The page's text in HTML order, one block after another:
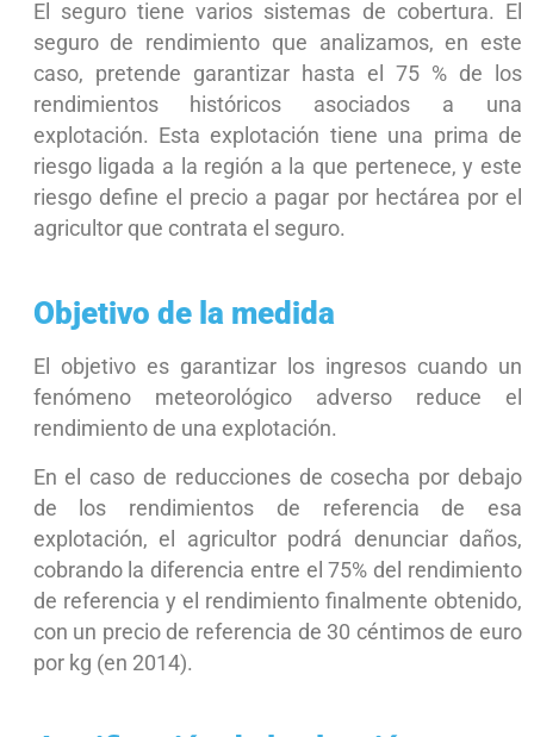
El seguro tiene varios sistemas de cobertura. El
seguro de rendimiento que analizamos, en este
caso, pretende garantizar hasta el 75 % de los
rendimientos históricos asociados a una
explotación. Esta explotación tiene una prima de
riesgo ligada a la región a la que pertenece, y este
riesgo define el precio a pagar por hectárea por el
agricultor que contrata el seguro.
Objetivo de la medida
El objetivo es garantizar los ingresos cuando un
fenómeno meteorológico adverso reduce el
rendimiento de una explotación.
En el caso de reducciones de cosecha por debajo
de los rendimientos de referencia de esa
explotación, el agricultor podrá denunciar daños,
cobrando la diferencia entre el 75% del rendimiento
de referencia y el rendimiento finalmente obtenido,
con un precio de referencia de 30 céntimos de euro
por kg (en 2014).